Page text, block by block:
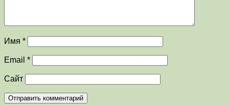
Имя *
Email *
Сайт